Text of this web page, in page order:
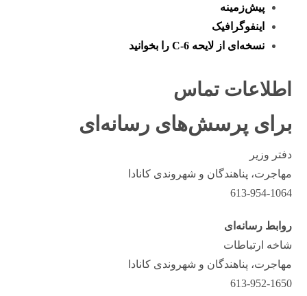
پیش‌زمینه
اینفوگرافیک
نسخه‌ای از لایحه C-6 را بخوانید
اطلاعات تماس
برای پرسش‌های رسانه‌ای
دفتر وزیر
مهاجرت، پناهندگان و شهروندی کانادا
613-954-1064
روابط رسانه‌ای
شاخه ارتباطات
مهاجرت، پناهندگان و شهروندی کانادا
613-952-1650